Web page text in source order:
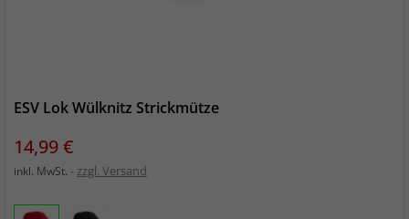
ESV Lok Wülknitz Strickmütze
Preis
14,99 €
inkl. MwSt. zzgl. Versand